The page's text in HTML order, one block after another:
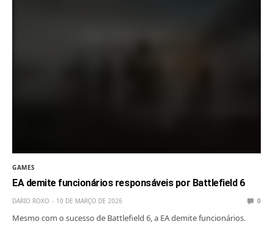
GAMES
EA demite funcionários responsáveis por Battlefield 6
DARIO ROXO 10 DE MARÇO DE 2026 0
Mesmo com o sucesso de Battlefield 6, a EA demite funcionários.